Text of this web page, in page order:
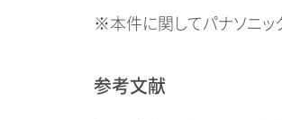
※本件に関してパナソニッ
参考文献